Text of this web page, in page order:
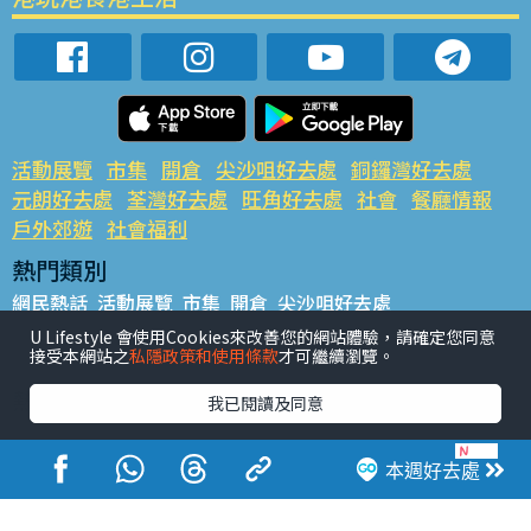
本週好去處
活動展覽 市集 開倉 尖沙咀好去處 銅鑼灣好去處
元朗好去處 荃灣好去處 旺角好去處 社會 餐廳情報
戶外郊遊 社會福利
熱門類別
網民熱話 活動展覽 市集 開倉 尖沙咀好去處
銅鑼灣好去處 元朗好去處 荃灣好去處 旺角好去處 社會
餐廳情報 戶外郊遊
熱門標籤
#UGO搵好去處 #人氣活動推介 #美食社群熱話
#親子玩樂好去處
#ULifestyle應用程式
#限時搶
#UJetso禮物放送
#ULifestyle商戶中心 #著數 #網絡熱話
U Lifestyle 會使用Cookies來改善您的網站體驗，請確定您同意
接受本網站之私隱政策和使用條款才可繼續瀏覽。
我已閱讀及同意